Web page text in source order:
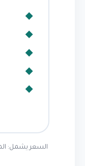
السعر يشمل: